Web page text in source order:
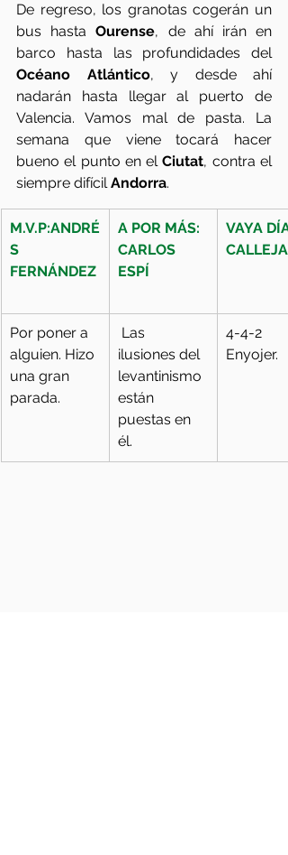
De regreso, los granotas cogerán un
bus hasta Ourense, de ahí irán en
barco hasta las profundidades del
Océano Atlántico, y desde ahí
nadarán hasta llegar al puerto de
Valencia. Vamos mal de pasta. La
semana que viene tocará hacer
bueno el punto en el Ciutat, contra el
siempre difícil Andorra.
M.V.P:ANDRÉ
S
FERNÁNDEZ
A POR MÁS:
CARLOS
ESPÍ
VAYA
CALLEJA
Por poner a
alguien. Hizo
una gran
parada.
ilusiones del
levantinismo
están
puestas en
él.
4-4-2
Enyojer.